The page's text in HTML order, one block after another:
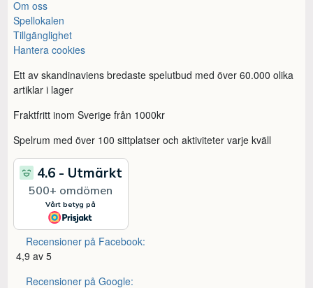
Om oss
Spellokalen
Tillgänglighet
Hantera cookies
Ett av skandinaviens bredaste spelutbud med över 60.000 olika
artiklar i lager
Fraktfritt inom Sverige från 1000kr
Spelrum med över 100 sittplatser och aktiviteter varje kväll
Recensioner på Facebook:
4,9 av 5
Recensioner på Google: